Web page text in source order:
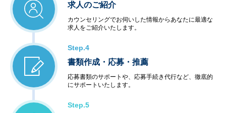
求人のご紹介
カウンセリングでお伺いした情報からあなたに最適な
求人をご紹介いたします。
Step.4
書類作成・応募・推薦
応募書類のサポートや、応募手続き代行など、徹底的
にサポートいたします。
Step.5